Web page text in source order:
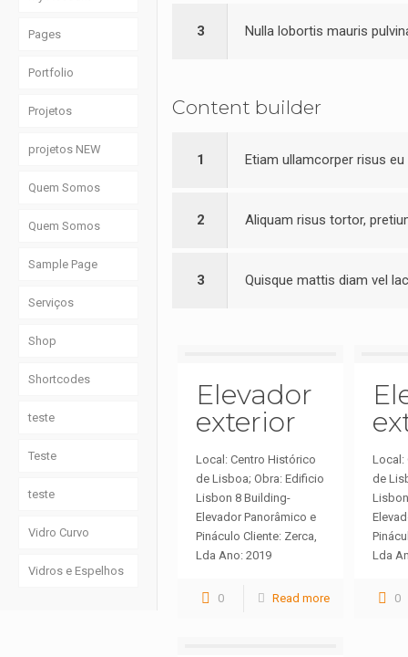
3 Nulla lobortis mauris
Content builder
1 Etiam ullamcorper risus
2 Aliquam risus tortor,
3 Quisque mattis diam vel
Elevador
exterior
Local: Centro Histórico
de Lisboa; Obra: Edificio
Lisbon 8 Building-
Elevador Panorâmico e
Pináculo Cliente: Zerca,
Lda Ano: 2019
0 Read more
Local:
de
Lda
0
Pages
Portfolio
Projetos
projetos NEW
Quem Somos
Quem Somos
Sample Page
Serviços
Shop
Shortcodes
teste
Teste
teste
Vidro Curvo
Vidros e Espelhos